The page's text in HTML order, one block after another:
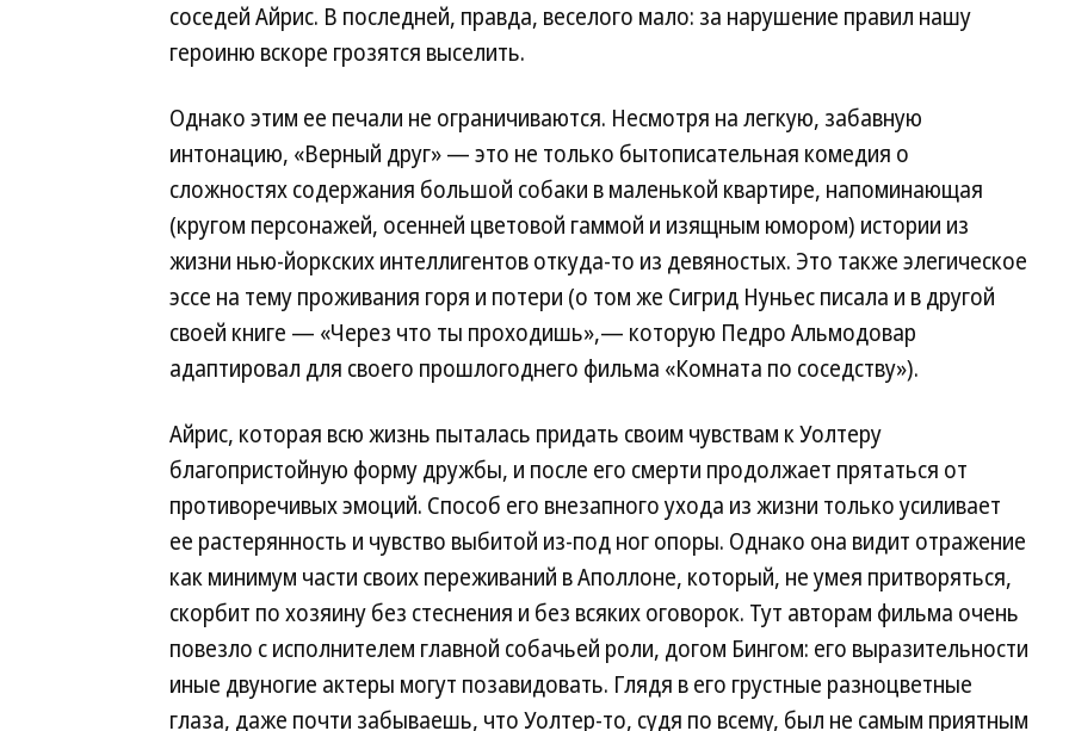
соседей Айрис. В последней, правда, веселого мало: за нарушение правил нашу
героиню вскоре грозятся выселить.
Однако этим ее печали не ограничиваются. Несмотря на легкую, забавную
интонацию, «Верный друг» — это не только бытописательная комедия о
сложностях содержания большой собаки в маленькой квартире, напоминающая
(кругом персонажей, осенней цветовой гаммой и изящным юмором) истории из
жизни нью-йоркских интеллигентов откуда-то из девяностых. Это также элегическое
эссе на тему проживания горя и потери (о том же Сигрид Нуньес писала и в другой
своей книге — «Через что ты проходишь»,— которую Педро Альмодовар
адаптировал для своего прошлогоднего фильма «Комната по соседству»).
Айрис, которая всю жизнь пыталась придать своим чувствам к Уолтеру
благопристойную форму дружбы, и после его смерти продолжает прятаться от
противоречивых эмоций. Способ его внезапного ухода из жизни только усиливает
ее растерянность и чувство выбитой из-под ног опоры. Однако она видит отражение
как минимум части своих переживаний в Аполлоне, который, не умея притворяться,
скорбит по хозяину без стеснения и без всяких оговорок. Тут авторам фильма очень
повезло с исполнителем главной собачьей роли, догом Бингом: его выразительности
иные двуногие актеры могут позавидовать. Глядя в его грустные разноцветные
глаза, даже почти забываешь, что Уолтер-то, судя по всему, был не самым приятным